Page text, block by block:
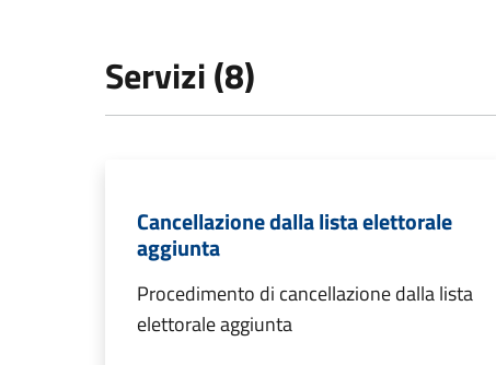
Servizi (8)
Cancellazione dalla lista elettorale
aggiunta
Procedimento di cancellazione dalla lista
elettorale aggiunta